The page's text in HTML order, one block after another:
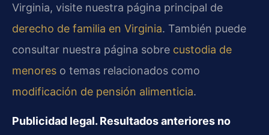
Virginia, visite nuestra página principal de
derecho de familia en Virginia. También puede
consultar nuestra página sobre custodia de
menores o temas relacionados como
modificación de pensión alimenticia.
Publicidad legal. Resultados anteriores no